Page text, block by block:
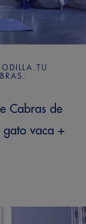
Cabras de
gato vaca +